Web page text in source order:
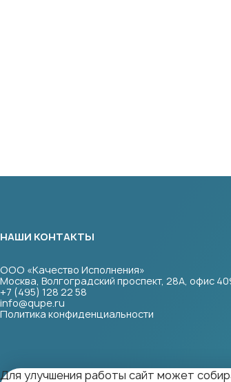
НАШИ КОНТАКТЫ
ООО «Качество Исполнения»
Москва, Волгоградский проспект, 28А, офис
+7 (495) 128 22 58
info@qupe.ru
Политика конфиденциальности
Для улучшения работы сайт может